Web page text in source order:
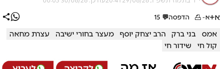
א+א- הדפסה💬
15
אמס בני ברק הרב יצחק יוסף מעצר בחורי ישיבה
עצרת מחאה
קול חי
שידור חי